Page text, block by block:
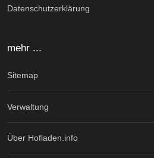
Datenschutzerklärung
mehr ...
Sitemap
Verwaltung
Über Hofladen.info